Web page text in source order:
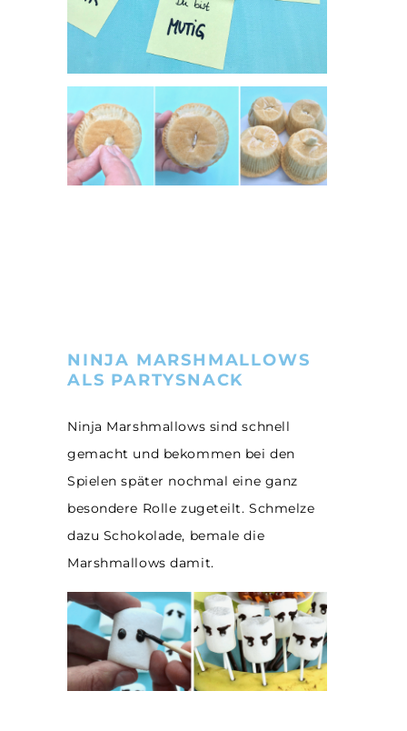
NINJA MARSHMALLOWS
ALS PARTYSNACK
Ninja Marshmallows sind schnell
gemacht und bekommen bei den
Spielen später nochmal eine ganz
besondere Rolle zugeteilt. Schmelze
dazu Schokolade, bemale die
Marshmallows damit.